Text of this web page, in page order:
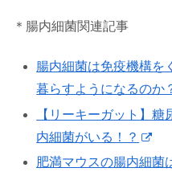
＊腸内細菌関連記事
腸内細菌は免疫機構を
暮らすようになるのか
【リーキーガット】
内細菌がいる！？
肥満マウスの腸内細菌